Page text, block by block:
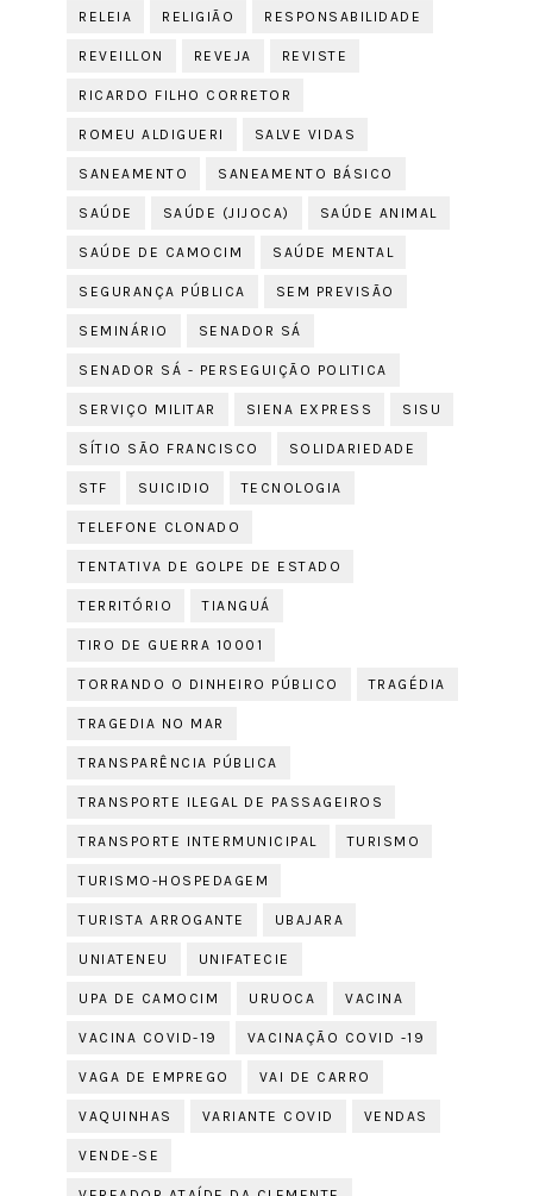
RELEIA RELIGIÃO RESPONSABILIDADE
REVEILLON REVEJA REVISTE
RICARDO FILHO CORRETOR
ROMEU ALDIGUERI SALVE VIDAS
SANEAMENTO SANEAMENTO BÁSICO
SAÚDE SAÚDE (JIJOCA) SAÚDE ANIMAL
SAÚDE DE CAMOCIM SAÚDE MENTAL
SEGURANÇA PÚBLICA SEM PREVISÃO
SEMINÁRIO SENADOR SÁ
SENADOR SÁ - PERSEGUIÇÃO POLITICA
SERVIÇO MILITAR SIENA EXPRESS SISU
SÍTIO SÃO FRANCISCO SOLIDARIEDADE
STF SUICIDIO TECNOLOGIA
TELEFONE CLONADO
TENTATIVA DE GOLPE DE ESTADO
TERRITÓRIO TIANGUÁ
TIRO DE GUERRA 10001
TORRANDO O DINHEIRO PÚBLICO TRAGÉDIA
TRAGEDIA NO MAR
TRANSPARÊNCIA PÚBLICA
TRANSPORTE ILEGAL DE PASSAGEIROS
TRANSPORTE INTERMUNICIPAL TURISMO
TURISMO-HOSPEDAGEM
TURISTA ARROGANTE UBAJARA
UNIATENEU UNIFATECIE
UPA DE CAMOCIM URUOCA VACINA
VACINA COVID-19 VACINAÇÃO COVID -19
VAGA DE EMPREGO VAI DE CARRO
VAQUINHAS VARIANTE COVID VENDAS
VENDE-SE